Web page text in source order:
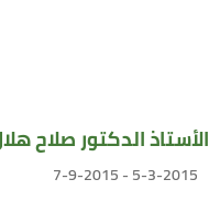
الأستاذ الدكتور صلاح
5-3-2015 - 7-9-2015